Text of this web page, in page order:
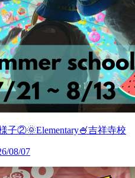
子②🌞Elementary🍧吉祥寺校
08/07